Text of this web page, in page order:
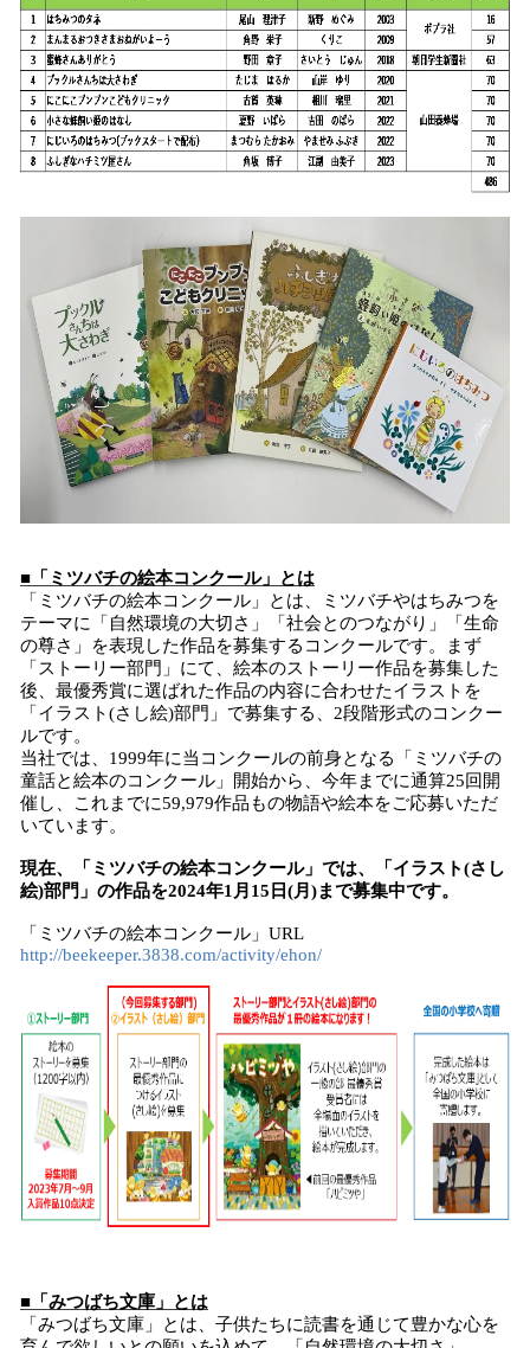
■「ミツバチの絵本コンクール」とは
「ミツバチの絵本コンクール」とは、ミツバチやはちみつを
テーマに「自然環境の大切さ」「社会とのつながり」「生命
の尊さ」を表現した作品を募集するコンクールです。まず
「ストーリー部門」にて、絵本のストーリー作品を募集した
後、最優秀賞に選ばれた作品の内容に合わせたイラストを
「イラスト(さし絵)部門」で募集する、2段階形式のコンクー
ルです。
当社では、1999年に当コンクールの前身となる「ミツバチの
童話と絵本のコンクール」開始から、今年までに通算25回開
催し、これまでに59,979作品もの物語や絵本をご応募いただ
いています。
現在、「ミツバチの絵本コンクール」では、「イラスト(さし
絵)部門」の作品を2024年1月15日(月)まで募集中です。
「ミツバチの絵本コンクール」URL
http://beekeeper.3838.com/activity/ehon/
■「みつばち文庫」とは
「みつばち文庫」とは、子供たちに読書を通じて豊かな心を